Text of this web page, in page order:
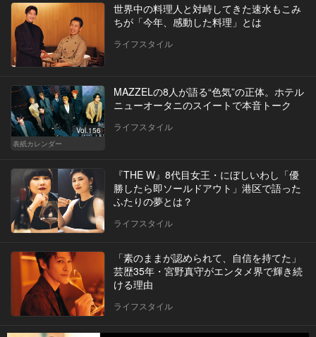
世界中の料理人と対峙してきた速水もこみ
ちが「今年、感動した料理」とは
ライフスタイル
Vol.156
表紙カレンダー
MAZZELの8人が語る“色気”の正体。ホテル
ニューオータニのスイートで本音トーク
ライフスタイル
『THE W』8代目女王・にぼしいわし「優
勝したら即ソールドアウト」港区で語った
ふたりの夢とは？
ライフスタイル
「素のままが認められて、自信を持てた」
芸歴35年・宮野真守がエンタメ界で輝き続
ける理由
ライフスタイル